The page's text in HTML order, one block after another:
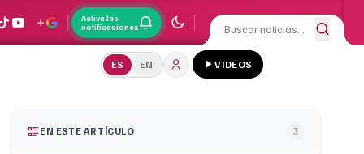
Activa las
notificaciones
ES EN VIDEOS
EN ESTE ARTÍCULO 3